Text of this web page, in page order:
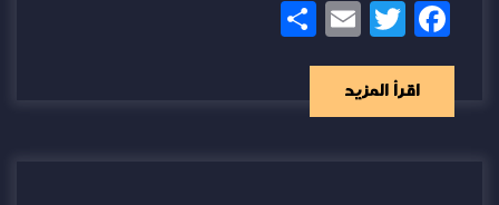
Facebook
Twitter
Email
اقرأ المزيد